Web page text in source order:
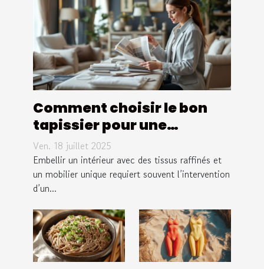
Comment choisir le bon
tapissier pour une
décoration intérieure
personnalisée ?
Ven. 18 juillet 2025
Embellir un intérieur avec des tissus raffinés et
un mobilier unique requiert souvent l’intervention
d’un...